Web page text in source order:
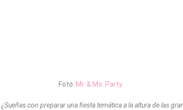
Foto: Mr. & Ms. Party
¿Sueñas con preparar una fiesta temática a la altura de las